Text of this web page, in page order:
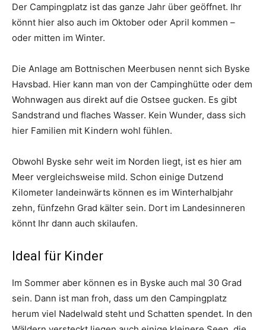
Der Campingplatz ist das ganze Jahr über geöffnet. Ihr
könnt hier also auch im Oktober oder April kommen –
oder mitten im Winter.
Die Anlage am Bottnischen Meerbusen nennt sich Byske
Havsbad. Hier kann man von der Campinghütte oder dem
Wohnwagen aus direkt auf die Ostsee gucken. Es gibt
Sandstrand und flaches Wasser. Kein Wunder, dass sich
hier Familien mit Kindern wohl fühlen.
Obwohl Byske sehr weit im Norden liegt, ist es hier am
Meer vergleichsweise mild. Schon einige Dutzend
Kilometer landeinwärts können es im Winterhalbjahr
zehn, fünfzehn Grad kälter sein. Dort im Landesinneren
könnt Ihr dann auch skilaufen.
Ideal für Kinder
Im Sommer aber können es in Byske auch mal 30 Grad
sein. Dann ist man froh, dass um den Campingplatz
herum viel Nadelwald steht und Schatten spendet. In den